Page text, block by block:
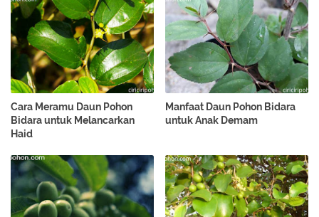
Cara Meramu Daun Pohon
Bidara untuk Melancarkan
Haid
Manfaat Daun Pohon Bidara
untuk Anak Demam